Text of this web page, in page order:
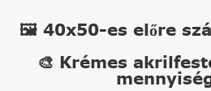
🖼️ 40x50-es előre
🎨 Krémes